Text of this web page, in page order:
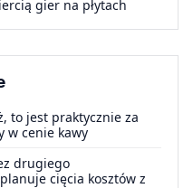
gier na płytach
to jest praktycznie za
w cenie kawy
drugiego
cięcia kosztów z